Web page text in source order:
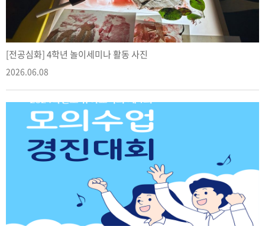
[전공심화] 4학년 놀이세미나 활동 사진
2026.06.08